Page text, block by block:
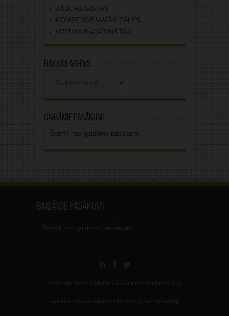
ZĀĻU REĢISTRS
KOMPENSĒJAMĀS ZĀLES
UZTURA BAGĀTINĀTĀJI
Rakstu arhīvs
Gaidāmie pasākumi
Šobrīd nav gaidāmo pasākumi.
Gaidāmie pasākumi
Šobrīd nav gaidāmo pasākumi.
Redakcija nenes atbildību sarežģījumu gadījumos, kas